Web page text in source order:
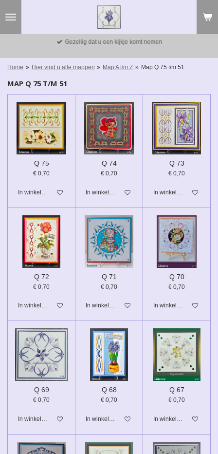
direct
Gezellig dat u een kijkje komt nemen
Home » Hier vind u alle mappen » Map A t/m Z » Map Q 75 t/m 51
MAP Q 75 T/M 51
Q 75
€ 0,70
In winkelwagen
Q 74
€ 0,70
In winkelwagen
Q 73
€ 0,70
In winkelwagen
Q 72
€ 0,70
In winkelwagen
Q 71
€ 0,70
In winkelwagen
Q 70
€ 0,70
In winkelwagen
Q 69
€ 0,70
In winkelwagen
Q 68
€ 0,70
In winkelwagen
Q 67
€ 0,70
In winkelwagen